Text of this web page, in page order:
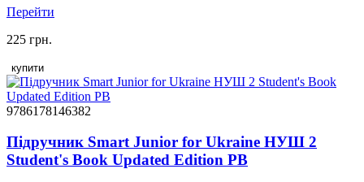
Перейти
225 грн.
купити
9786178146382
Підручник Smart Junior for Ukraine НУШ 2
Student's Book Updated Edition PB